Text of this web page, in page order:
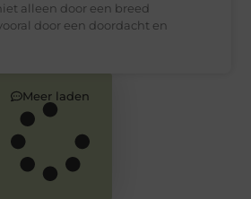
alleen door een breed
door een doordacht en
Meer laden